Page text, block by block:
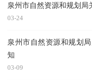
泉州市自然资源和规划局
03-24
泉州市自然资源和规划
知
03-09